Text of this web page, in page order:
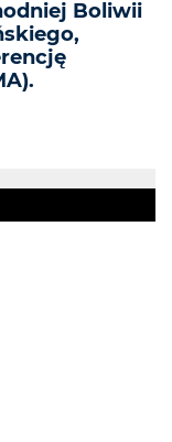
Boliwii